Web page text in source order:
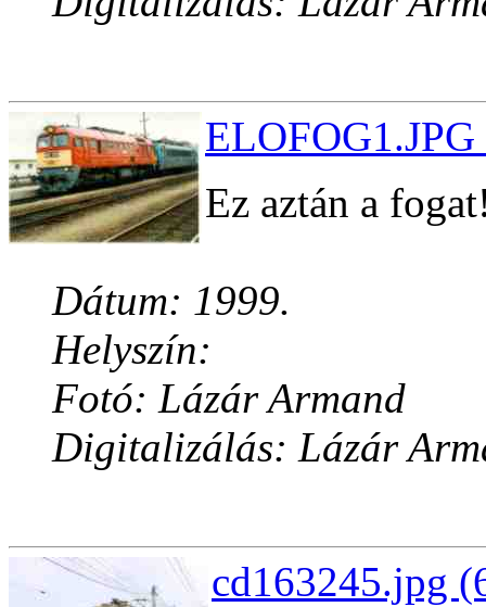
Ez aztán a
Dátum: 1999.
Helyszín:
Fotó: Lázár Armand
Digitalizálás: Lázár
cd163245.jpg